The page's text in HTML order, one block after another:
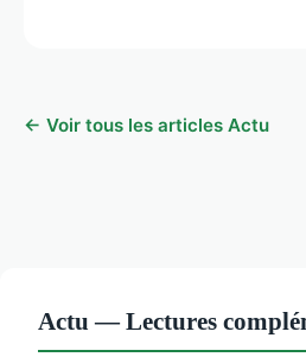
← Voir tous les articles Actu
Actu — Lectures